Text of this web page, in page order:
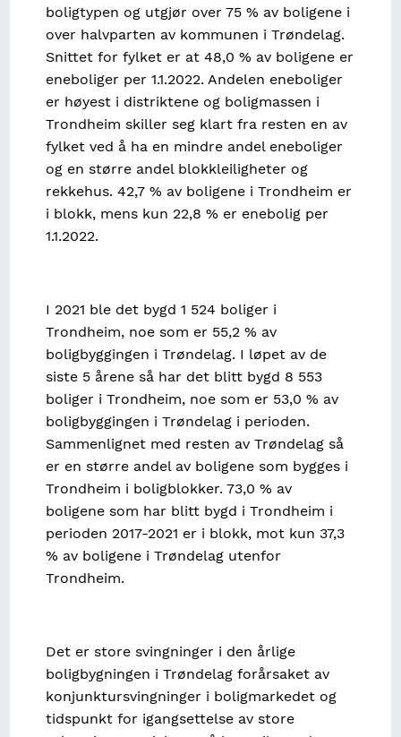
boligtypen og utgjør over 75 % av boligene i
over halvparten av kommunen i Trøndelag.
Snittet for fylket er at 48,0 % av boligene er
eneboliger per 1.1.2022. Andelen eneboliger
er høyest i distriktene og boligmassen i
Trondheim skiller seg klart fra resten en av
fylket ved å ha en mindre andel eneboliger
og en større andel blokkleiligheter og
rekkehus. 42,7 % av boligene i Trondheim er
i blokk, mens kun 22,8 % er enebolig per
1.1.2022.
I 2021 ble det bygd 1 524 boliger i
Trondheim, noe som er 55,2 % av
boligbyggingen i Trøndelag. I løpet av de
siste 5 årene så har det blitt bygd 8 553
boliger i Trondheim, noe som er 53,0 % av
boligbyggingen i Trøndelag i perioden.
Sammenlignet med resten av Trøndelag så
er en større andel av boligene som bygges i
Trondheim i boligblokker. 73,0 % av
boligene som har blitt bygd i Trondheim i
perioden 2017-2021 er i blokk, mot kun 37,3
% av boligene i Trøndelag utenfor
Trondheim.
Det er store svingninger i den årlige
boligbygningen i Trøndelag forårsaket av
konjunktursvingninger i boligmarkedet og
tidspunkt for igangsettelse av store